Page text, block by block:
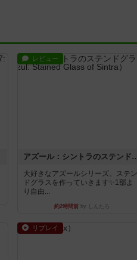
レビュー
アズール：シントラ
大好きなアズールシリーズ。ステン
ドグラスを作っていきます✨1部よ
り自由...
約2時間前by しんたろ
リプレイ